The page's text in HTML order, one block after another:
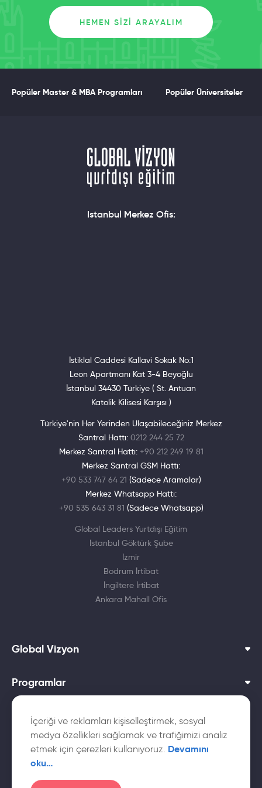
İçeriği ve reklamları kişiselleştirmek, sosyal
medya özellikleri sağlamak ve trafiğimizi analiz
etmek için çerezleri kullanıyoruz. Devamını
oku…
Üniversite Tercihlerinde Belirleyici
Şartları ve Yaşam Koşulları
HEMEN SIZI ARAYALIM
Popüler Master & MBA Programları Popüler Üniversiteler
Istanbul Merkez Ofis:
İstiklal Caddesi Kallavi Sokak No:1
Leon Apartmanı Kat 3-4 Beyoğlu
İstanbul 34430 Türkiye ( St. Antuan
Katolik Kilisesi Karşısı )
Türkiye'nin Her Yerinden Ulaşabileceğiniz Merkez
Santral Hattı: 0212 244 25 72
Merkez Santral Hattı: +90 212 249 19 81
Merkez Santral GSM Hattı:
+90 533 747 64 21 (Sadece Aramalar)
Merkez Whatsapp Hattı:
+90 535 643 31 81 (Sadece Whatsapp)
Global Leaders Yurtdışı Eğitim
İstanbul Göktürk Şube
İzmir
Bodrum İrtibat
İngiltere İrtibat
Ankara Mahall Ofis
Global Vizyon
Programlar
Dil Okulları
Yurtdışı Üniversiteler